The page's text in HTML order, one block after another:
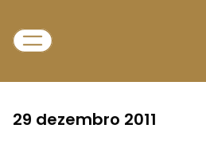
29 dezembro 2011